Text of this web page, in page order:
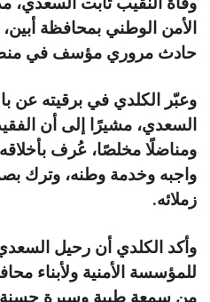
الأمن الوطني بمحافظة أبين،
حادث مروري مؤسف في
وعبّر الكلدي في برقيته عن
السعدي، مشيرًا إلى أن
ومناضلًا مخلصًا، عُرف بأخلاقه
واجبه وخدمة وطنه، وترك
زملائه.
وأكد الكلدي أن رحيل
للمؤسسة الأمنية ولأبناء
من سمعة طيبة وسيرة